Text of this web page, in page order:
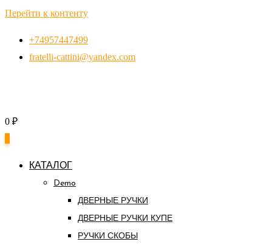
Перейти к контенту
+74957447499
fratelli-cattini@yandex.com
0 ₽
КАТАЛОГ
Demo
ДВЕРНЫЕ РУЧКИ
ДВЕРНЫЕ РУЧКИ КУПЕ
РУЧКИ СКОБЫ